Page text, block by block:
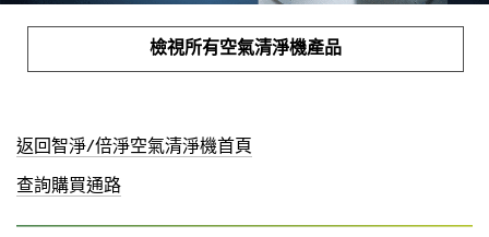
檢視所有空氣清淨機產品
返回智淨/倍淨空氣清淨機首頁
查詢購買通路